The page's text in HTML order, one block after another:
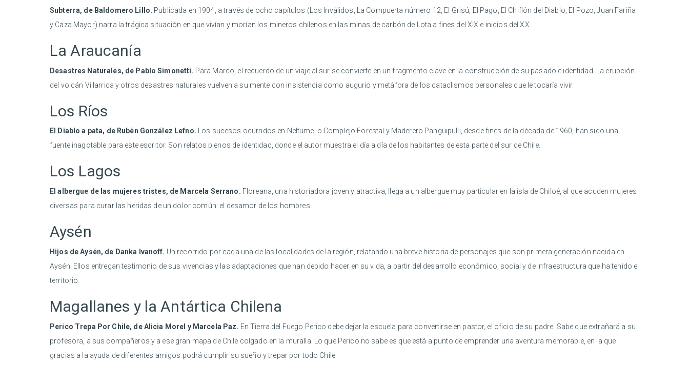
Subterra, de Baldomero Lillo. Publicada en 1904, a través de ocho capítulos (Los Inválidos, La Compuerta número 12, El Grisú, El Pago, El Chiflón del Diablo, El Pozo, Juan Fariña
y Caza Mayor) narra la trágica situación en que vivían y morían los mineros chilenos en las minas de carbón de Lota a fines del XIX e inicios del XX.
La Araucanía
Desastres Naturales, de Pablo Simonetti. Para Marco, el recuerdo de un viaje al sur se convierte en un fragmento clave en la construcción de su pasado e identidad. La erupción
del volcán Villarrica y otros desastres naturales vuelven a su mente con insistencia como augurio y metáfora de los cataclismos personales que le tocaría vivir.
Los Ríos
El Diablo a pata, de Rubén González Lefno. Los sucesos ocurridos en Neltume, o Complejo Forestal y Maderero Panguipulli, desde fines de la década de 1960, han sido una
fuente inagotable para este escritor. Son relatos plenos de identidad, donde el autor muestra el día a día de los habitantes de esta parte del sur de Chile.
Los Lagos
El albergue de las mujeres tristes, de Marcela Serrano. Floreana, una historiadora joven y atractiva, llega a un albergue muy particular en la isla de Chiloé, al que acuden mujeres
diversas para curar las heridas de un dolor común: el desamor de los hombres.
Aysén
Hijos de Aysén, de Danka Ivanoff. Un recorrido por cada una de las localidades de la región, relatando una breve historia de personajes que son primera generación nacida en
Aysén. Ellos entregan testimonio de sus vivencias y las adaptaciones que han debido hacer en su vida, a partir del desarrollo económico, social y de infraestructura que ha tenido el
territorio.
Magallanes y la Antártica Chilena
Perico Trepa Por Chile, de Alicia Morel y Marcela Paz. En Tierra del Fuego Perico debe dejar la escuela para convertirse en pastor, el oficio de su padre. Sabe que extrañará a su
profesora, a sus compañeros y a ese gran mapa de Chile colgado en la muralla. Lo que Perico no sabe es que está a punto de emprender una aventura memorable, en la que
gracias a la ayuda de diferentes amigos podrá cumplir su sueño y trepar por todo Chile.